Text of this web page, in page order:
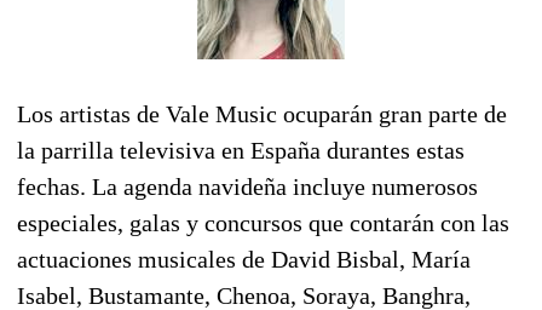
Los artistas de Vale Music ocuparán gran parte de
la parrilla televisiva en España durantes estas
fechas. La agenda navideña incluye numerosos
especiales, galas y concursos que contarán con las
actuaciones musicales de David Bisbal, María
Isabel, Bustamante, Chenoa, Soraya, Banghra,